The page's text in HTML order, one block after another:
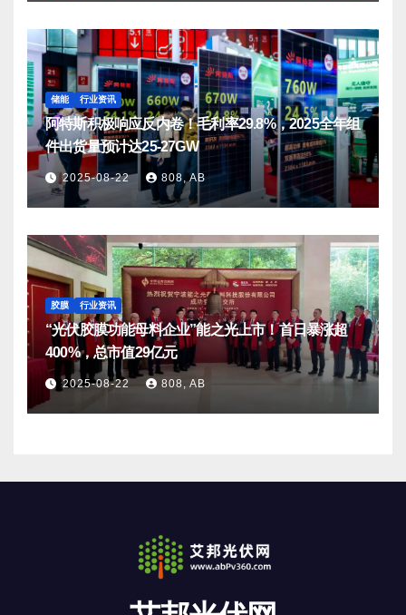
储能 行业资讯
阿特斯积极响应反内卷！毛利率29.8%，2025全年组
件出货量预计达25-27GW
2025-08-22 808, AB
胶膜 行业资讯
“光伏胶膜功能母料企业”能之光上市！首日暴涨超
400%，总市值29亿元
2025-08-22 808, AB